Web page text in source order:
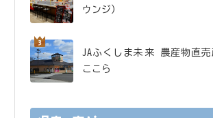
ウンジ）
JAふくしま未来 農産物直売
ここら